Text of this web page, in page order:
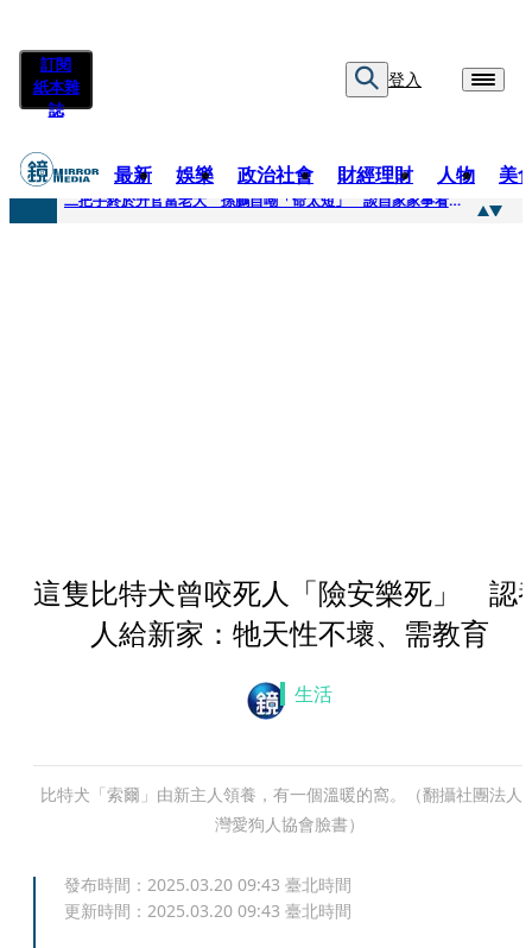
訂閱
紙本雜
誌
登入
最新 娛樂 政治社會 財經理財 人物 美
快訊
二把手終於升官當老大 孫鵬自嘲「命太短」 談自家家事看超開：誰家鍋底沒灰塵
這隻比特犬曾咬死人「險安樂死」 認
人給新家：牠天性不壞、需教育
生活
比特犬「索爾」由新主人領養，有一個溫暖的窩。（翻攝社團法人
灣愛狗人協會臉書）
發布時間： 2025.03.20 09:43 臺北時間
更新時間： 2025.03.20 09:43 臺北時間